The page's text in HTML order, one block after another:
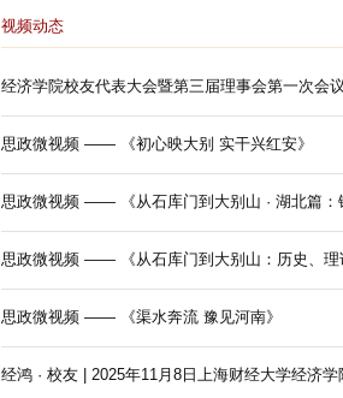
视频动态
经济学院校友代表大会暨第三届理事会第一次会
思政微视频 —— 《初心映大别 实干兴红安》
思政微视频 —— 《从石库门到大别山 · 湖北篇：
思政微视频 —— 《从石库门到大别山：历史、理
思政微视频 —— 《渠水奔流 豫见河南》
经鸿 · 校友 | 2025年11月8日上海财经大学经济